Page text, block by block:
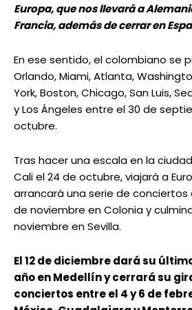
Europa, que nos llevará a
Francia, además de cerrar en
En ese sentido, el colombiano se
Orlando, Miami, Atlanta,
York, Boston, Chicago, San Luis,
y Los Ángeles entre el 30 de
octubre.
Tras hacer una escala en la
Cali el 24 de octubre, viajará a
arrancará una serie de conciertos
de noviembre en Colonia y
noviembre en Sevilla.
El 12 de diciembre dará su
año en Medellín y cerrará su
conciertos entre el 4 y 6 de